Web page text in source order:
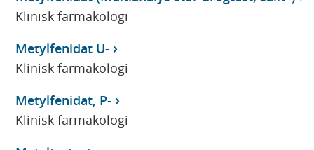
Klinisk farmakologi
Metylfenidat U-
Klinisk farmakologi
Metylfenidat, P-
Klinisk farmakologi